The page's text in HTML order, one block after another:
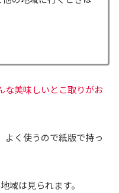
な美味しいとこ取りがお
よく使うので紙版で持っ
域は見られます。